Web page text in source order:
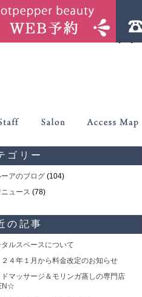
on line86
themes/allure/header.php
ゴリー
ーアのブログ(104)
ュース (78)
の記事
タルスペースについて
２４年１月から料金改定のお知らせ
マッサージ＆モリンガ蒸しの専門店